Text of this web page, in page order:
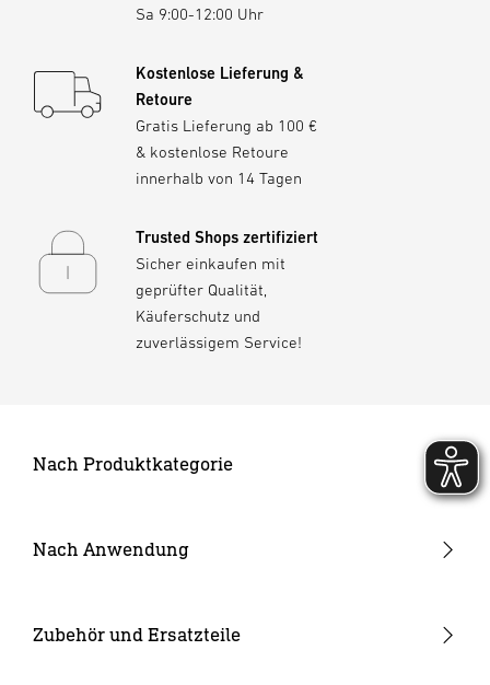
Sa 9:00-12:00 Uhr
Kostenlose Lieferung &
Retoure
Gratis Lieferung ab 100 €
& kostenlose Retoure
innerhalb von 14 Tagen
Trusted Shops zertifiziert
Sicher einkaufen mit
geprüfter Qualität,
Käuferschutz und
zuverlässigem Service!
Nach Produktkategorie
24V Garten-Lichtsystem
Strahler und Spots
Nach Anwendung
Hauseingang
Zubehör und Ersatzteile